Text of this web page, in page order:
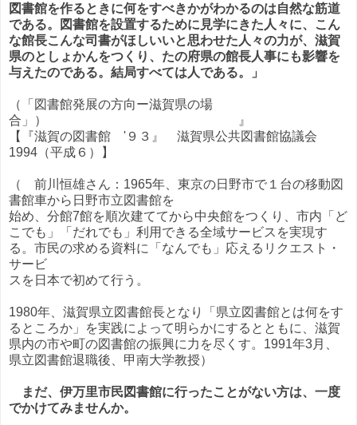
図書館を作るときに何をすべきかがわかるのは自然な筋道
である。図書館を設置するために見学にきた人々に、こん
な館長こんな司書がほしいいと思わせた人々の力が、滋賀
県のとしょかんをつくり、たの府県の館長人事にも影響を
与えたのである。結局すべては人である。」
（「図書館発展の方向ー滋賀県の場
合」） 』
【『滋賀の図書館 '９３』 滋賀県公共図書館協議会
1994（平成６）】
（ 前川恒雄さん：1965年、東京の日野市で１台の移動図
書館車から日野市立図書館を
始め、分館7館を順次建ててから中央館をつくり、市内「ど
こでも」「だれでも」利用できる全域サービスを実現す
る。市民の求める資料に「なんでも」応えるリクエスト・
サービ
スを日本で初めて行う。
1980年、滋賀県立図書館長となり「県立図書館とは何をす
るところか」を実践によって明らかにするとともに、滋賀
県内の市や町の図書館の振興に力を尽くす。1991年3月、
県立図書館退職後、甲南大学教授）
まだ、伊万里市民図書館に行ったことがない方は、一度
でかけてみませんか。